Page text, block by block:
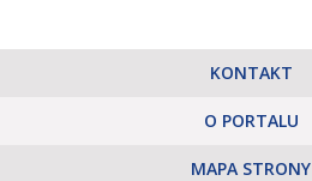
KONTAKT
O PORTALU
MAPA STRONY